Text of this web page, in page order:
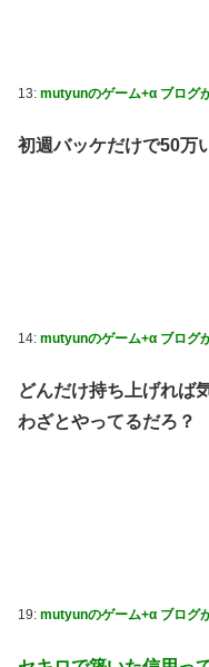
13: mutyunのゲーム+α ブログ
初週バッケだけで50万
14: mutyunのゲーム+α ブログ
どんだけ持ち上げれば
わざとやってるだろ？
19: mutyunのゲーム+α ブログ